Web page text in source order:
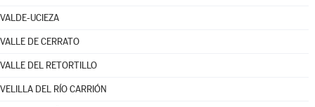
VALDE-UCIEZA
VALLE DE CERRATO
VALLE DEL RETORTILLO
VELILLA DEL RÍO CARRIÓN